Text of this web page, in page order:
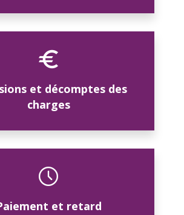
et décomptes des
charges
et retard